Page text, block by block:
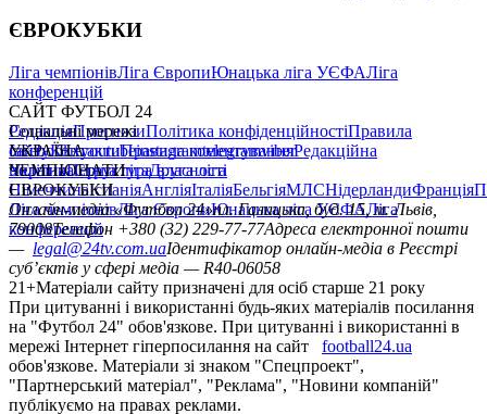
ЄВРОКУБКИ
Ліга чемпіонівЛіга ЄвропиЮнацька ліга УЄФАЛіга
конференцій
САЙТ ФУТБОЛ 24
РедакціяПрогнозиПолітика конфіденційностіПравила
сайтуКонтактиПравила коментуванняРедакційна
політикаСтруктура власності
Соціальні мережі
facebookxyoutubeinstagramtelegramviber
УКРАЇНА
УкраїнаПерша лігаДруга ліга
ЧЕМПІОНАТИ
НімеччинаІспаніяАнгліяІталіяБельгіяМЛСНідерландиФранція
ЄВРОКУБКИ
Ліга чемпіонівЛіга ЄвропиЮнацька ліга УЄФАЛіга
конференцій
Онлайн-медіа «Футбол 24»пл. Галицька, буд. 15, м. Львів,
79008Телефон +380 (32) 229-77-77Адреса електронної пошти
— legal@24tv.com.uaІдентифікатор онлайн-медіа в Реєстрі
суб’єктів у сфері медіа — R40-06058
21+Матеріали сайту призначені для осіб старше 21 року
При цитуванні і використанні будь-яких матеріалів посилання
на "Футбол 24" обов'язкове. При цитуванні і використанні в
мережі Інтернет гіперпосилання на сайт
football24.ua
обов'язкове. Матеріали зі знаком "Спецпроект",
"Партнерський матеріал", "Реклама", "Новини компаній"
публікуємо на правах реклами.